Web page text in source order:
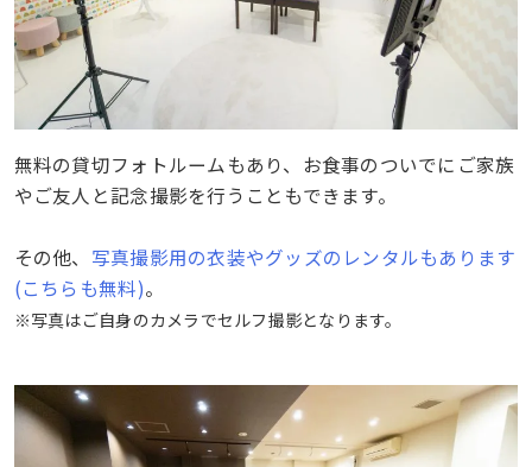
無料の貸切フォトルームもあり、お食事のついでにご家族
やご友人と記念撮影を行うこともできます。
その他、 写真撮影用の衣装やグッズのレンタルもあります
(こちらも無料)。
※写真はご自身のカメラでセルフ撮影となります。